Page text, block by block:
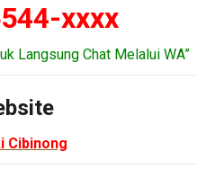
xxxx
Langsung Chat Melalui WA”
Cibinong